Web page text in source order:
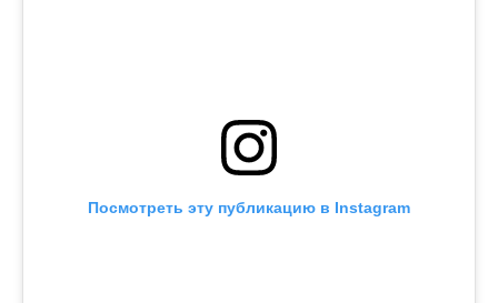
Посмотреть эту публикацию в Instagram